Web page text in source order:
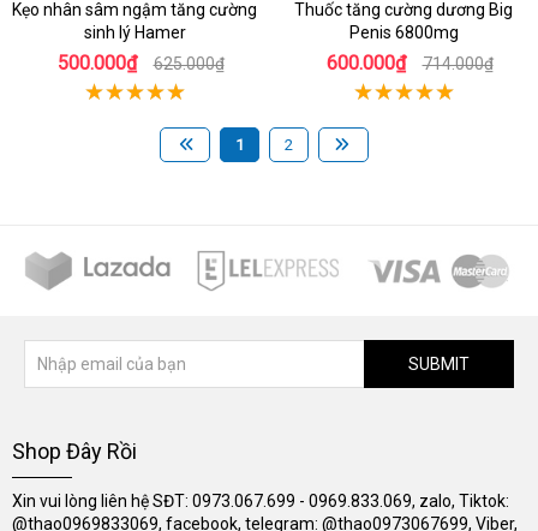
Kẹo nhân sâm ngậm tăng cường
sinh lý Hamer
500.000₫ 625.000₫
Thuốc tăng cường dương Big
Penis 6800mg
600.000₫ 714.000₫
1 2
SUBMIT
Shop Đây Rồi
Xin vui lòng liên hệ SĐT: 0973.067.699 - 0969.833.069, zalo, Tiktok:
@thao0969833069, facebook, telegram: @thao0973067699, Viber,